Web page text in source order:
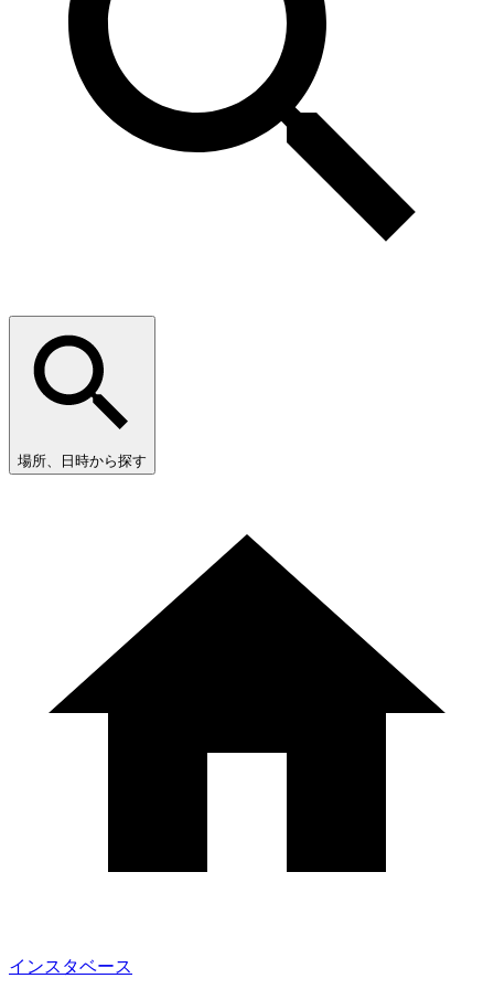
場所、日時から探す
インスタベース